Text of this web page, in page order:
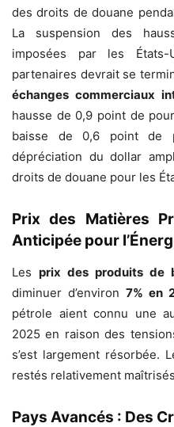
des droits de douane
La suspension des
imposées par les
partenaires devrait se
échanges commerciaux
hausse de 0,9 point de
baisse de 0,6 point de
dépréciation du dollar
droits de douane pour les
Prix des Matières
Anticipée pour
Les prix des produits de
diminuer d’environ 7% en
pétrole aient connu une
2025 en raison des
s’est largement résorbée.
restés relativement
Pays Avancés : Des